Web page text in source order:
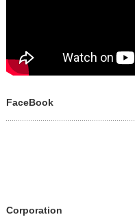
FaceBook
Corporation